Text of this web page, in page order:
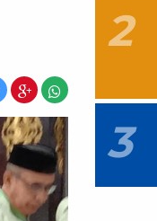
2
3